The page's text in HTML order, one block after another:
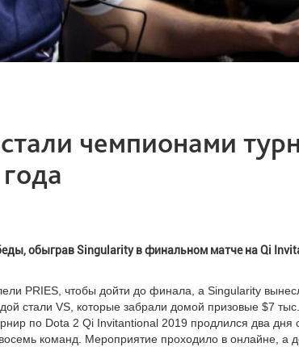
чемпионами
обыграв Singularity в финальном матче на Qi
PRIES, чтобы дойти до финала, а Singularity
стали VS, которые забрали домой призовые $7
по Dota 2 Qi Invitantional 2019 продлился два дня
команд. Мероприятие проходило в онлайне, а